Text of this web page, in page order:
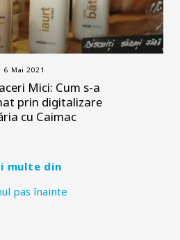
6 Mai 2021
Mici: Cum s-a
prin digitalizare
cu Caimac
multe din
pas înainte